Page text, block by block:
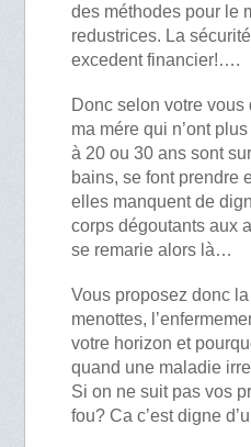
des méthodes pour le
redustrices. La
excedent financier!….
Donc selon votre
ma mére qui n’ont
à 20 ou 30 ans sont
bains, se font prendre
elles manquent de
corps dégoutants aux
se remarie alors là…
Vous proposez donc
menottes,
votre horizon et
quand une maladie
Si on ne suit pas vos
fou? Ca c’est digne